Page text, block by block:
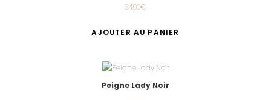
34.00€
AJOUTER AU PANIER
Peigne Lady Noir